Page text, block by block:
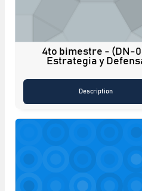
4to bimestre - (DN-
Estrategia y
Description